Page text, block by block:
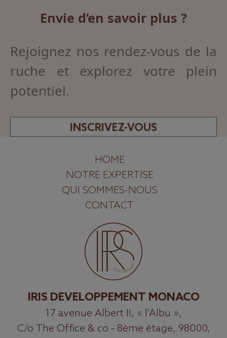
Envie d’en savoir plus ?
Rejoignez nos rendez-vous de la
ruche et explorez votre plein
potentiel.
INSCRIVEZ-VOUS
HOME
NOTRE EXPERTISE
QUI SOMMES-NOUS
CONTACT
IRIS DEVELOPPEMENT MONACO
17 avenue Albert II, « l’Albu »,
C/o The Office & co - 8ème étage, 98000,